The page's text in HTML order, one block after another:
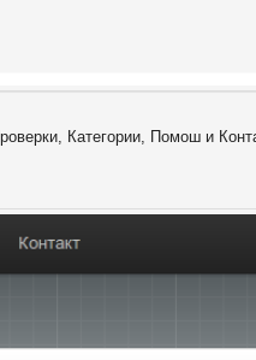
Категории, Помош и